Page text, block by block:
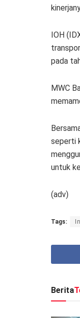
IOH
pada
MWC
seperti
untuk
(adv)
Tags:
Berita